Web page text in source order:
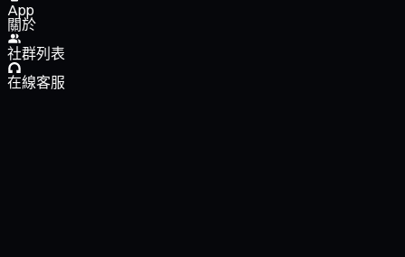
App
關於
社群列表
在線客服